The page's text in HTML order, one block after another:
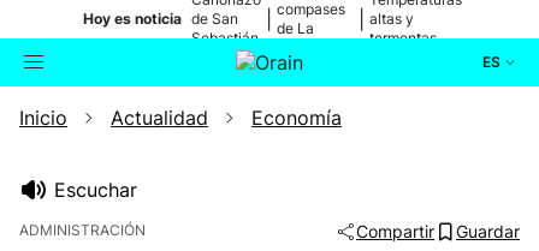
Hoy es noticia de San
Sebastián
compases
de La
altas y
tormentas
ES
Buscador Actualidad
Inicio Actualidad Economía
Escuchar
ADMINISTRACIÓN Compartir Guardar